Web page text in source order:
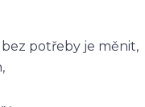
potřeby je měnit,